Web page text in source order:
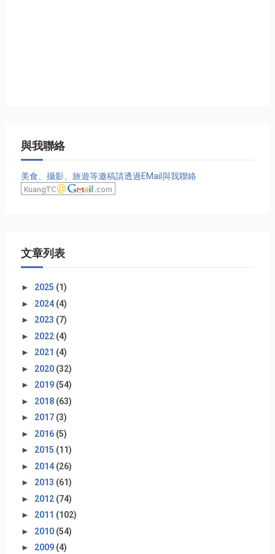
與我聯絡
美食、攝影、旅遊等邀稿請透過EMail與我聯絡
文章列表
► 2025 (1)
► 2024 (4)
► 2023 (7)
► 2022 (4)
► 2021 (4)
► 2020 (32)
► 2019 (54)
► 2018 (63)
► 2017 (3)
► 2016 (5)
► 2015 (11)
► 2014 (26)
► 2013 (61)
► 2012 (74)
► 2011 (102)
► 2010 (54)
► 2009 (4)